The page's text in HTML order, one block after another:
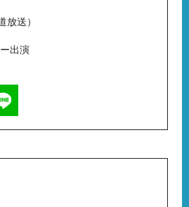
放送）
出演